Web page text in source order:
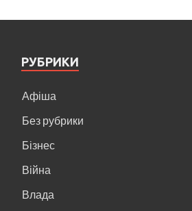
РУБРИКИ
Афіша
Без рубрики
Бізнес
Війна
Влада